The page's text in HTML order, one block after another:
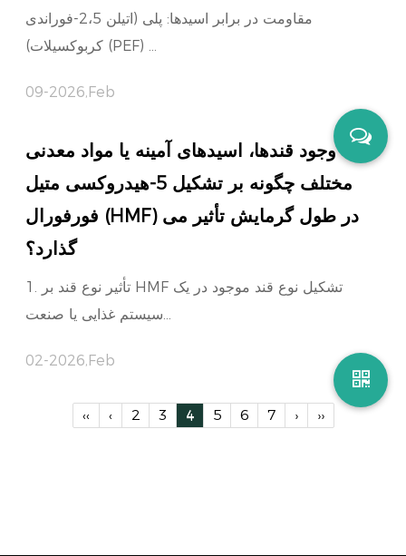
مقاومت در برابر اسیدها: پلی (اتیلن 2،5-فوراندی
کربوکسیلات) (PEF) ...
09-2026,Feb
وجود قندها، اسیدهای آمینه یا مواد معدنی
مختلف چگونه بر تشکیل 5-هیدروکسی متیل
فورفورال (HMF) در طول گرمایش تأثیر می
گذارد؟
1. تأثیر نوع قند بر HMF تشکیل نوع قند موجود در یک
سیستم غذایی یا صنعت...
02-2026,Feb
‹‹ ‹ 2 3 4 5 6 7 › ››